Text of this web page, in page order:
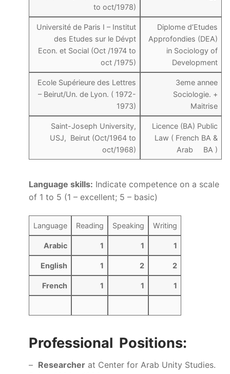
to oct/1978)
Université de Paris I – Institut
des Etudes sur le Dévpt
Econ. et Social (Oct /1974 to
oct /1975)
Diplome d’Etudes
Approfondies (DEA)
in Sociology of
Development
Ecole Supérieure des Lettres
– Beirut/Un. de Lyon. ( 1972-
1973)
3eme annee
Sociologie. +
Maitrise
Saint-Joseph University,
USJ, Beirut (Oct/1964 to
oct/1968)
Licence (BA) Public
Law ( French BA &
Arab BA )
Language skills: Indicate competence on a scale
of 1 to 5 (1 – excellent; 5 – basic)
Language Reading Speaking Writing
Arabic 1 1 1
English 1 2 2
French 1 1 1
Professional Positions:
– Researcher at Center for Arab Unity Studies.